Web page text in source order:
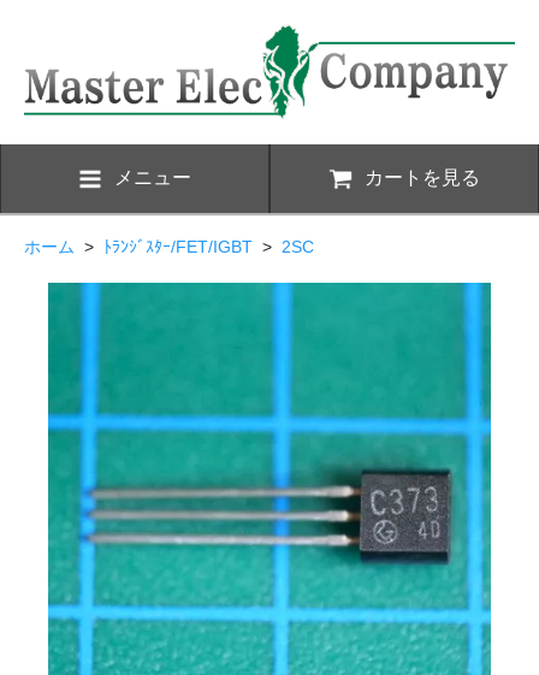
メニュー カートを見る
ホーム > ﾄﾗﾝｼﾞｽﾀｰ/FET/IGBT > 2SC